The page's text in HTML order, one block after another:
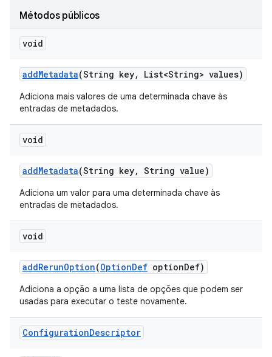
Métodos públicos
void
addMetadata(String key, List<String> values)
Adiciona mais valores de uma determinada chave às
entradas de metadados.
void
addMetadata(String key, String value)
Adiciona um valor para uma determinada chave às
entradas de metadados.
void
addRerunOption(OptionDef optionDef)
Adiciona a opção a uma lista de opções que podem ser
usadas para executar o teste novamente.
ConfigurationDescriptor